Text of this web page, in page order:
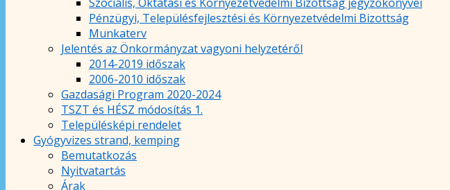
Pénzügyi, Településfejlesztési és Környezetvédelmi Bizottság
Munkaterv
Jelentés az Önkormányzat vagyoni helyzetéről
2014-2019 időszak
2006-2010 időszak
Gazdasági Program 2020-2024
TSZT és HÉSZ módosítás 1.
Településképi rendelet
Gyógyvizes strand, kemping
Bemutatkozás
Nyitvatartás
Árak